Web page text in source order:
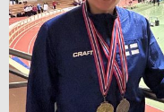
20.7.2025"